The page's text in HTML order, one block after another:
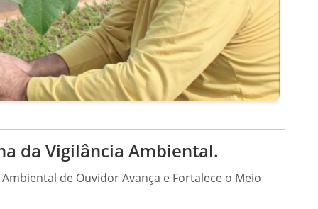
da Vigilância Ambiental.
de Ouvidor Avança e Fortalece o Meio